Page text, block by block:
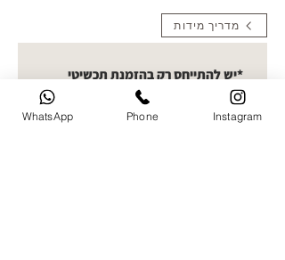
מדריך מידות
*יש להתייחס רק בהזמנת תכשיטי
תמונה העלאת תמונות- קולקציית
חריטות תמונה בחרו תמונה ברורה
להעלאה. ניתן לעלות עד 5 תמונותWhatsApp Phone Instagram